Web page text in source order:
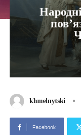
khmelnytski
Facebook